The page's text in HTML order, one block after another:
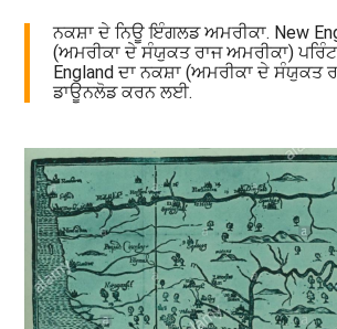
ਨਕਸ਼ਾ ਦੇ ਨਿਊ ਇੰਗਲਡ ਅਮਰੀਕਾ. New
(ਅਮਰੀਕਾ ਦੇ ਸੰਯੁਕਤ ਰਾਜ ਅਮਰੀਕਾ)
England ਦਾ ਨਕਸ਼ਾ (ਅਮਰੀਕਾ ਦੇ ਸੰਯੁਕਤ
ਡਾਊਨਲੋਡ ਕਰਨ ਲਈ.